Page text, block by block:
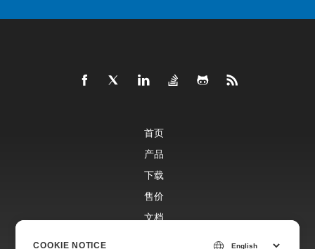
首页
产品
下载
售价
文档
COOKIE NOTICE